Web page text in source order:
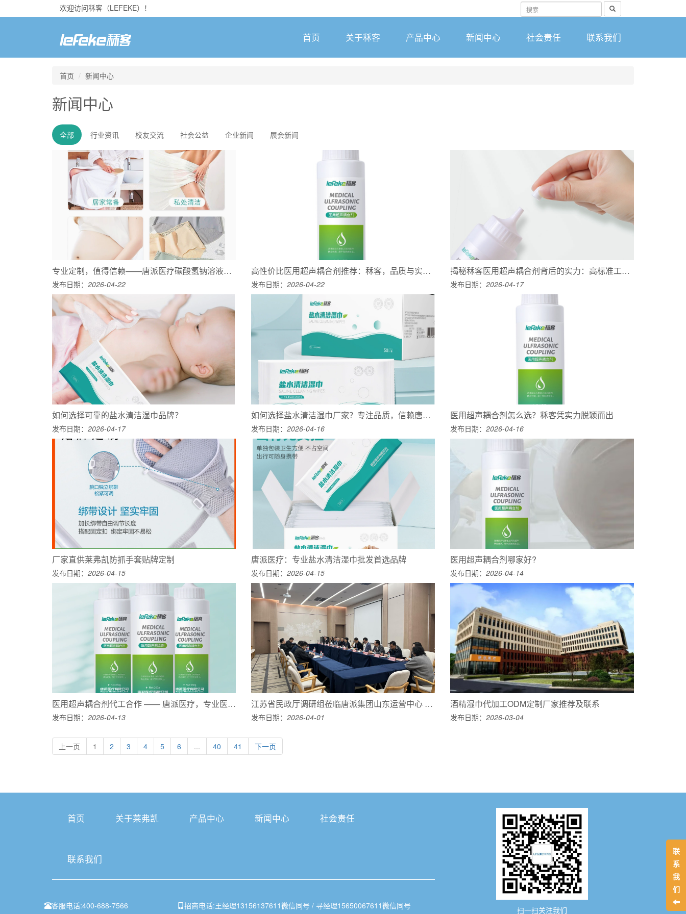
欢迎访问秝客（LEFEKE）！
搜
首页 关于秝客 产品中心 新闻中心 社会责任 联系我们
首页 新闻中心
新闻中心
全部 行业资讯 校友交流 社会公益 企业新闻 展会新闻
专业定制，值得信赖——唐派医疗碳酸氢钠溶液OEM解决方案
发布日期： 2026-04-22
高性价比医用超声耦合剂推荐：秝客，品质与实惠兼得
发布日期： 2026-04-22
揭秘秝客医用超声耦合剂背后的实力：高标准工厂，铸就优质产品
发布日期： 2026-04-17
如何选择可靠的盐水清洁湿巾品牌？
发布日期： 2026-04-17
如何选择盐水清洁湿巾厂家？专注品质，信赖唐派医疗
发布日期： 2026-04-16
医用超声耦合剂怎么选？秝客凭实力脱颖而出
发布日期： 2026-04-16
厂家直供莱弗凯防抓手套贴牌定制
发布日期： 2026-04-15
唐派医疗：专业盐水清洁湿巾批发首选品牌
发布日期： 2026-04-15
医用超声耦合剂哪家好?
发布日期： 2026-04-14
医用超声耦合剂代工合作 —— 唐派医疗，专业医疗器械代工优选
发布日期： 2026-04-13
江苏省民政厅调研组莅临唐派集团山东运营中心 调研指导
发布日期： 2026-04-01
酒精湿巾代加工ODM定制厂家推荐及联系
发布日期： 2026-03-04
上一页 1 2 3 4 5 6 ... 40 41 下一页
首页 关于莱弗凯 产品中心 新闻中心 社会责任
联系我们
客服电话:400-688-7566 招商电话:王经理13156137611微信同号 / 寻经理15650067611微信同号 扫一扫关注我们
联
系
我
们